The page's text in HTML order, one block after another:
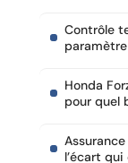
Contrôle
Honda
pour quel
l’écart